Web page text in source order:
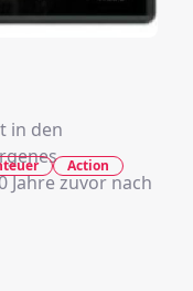
in den
Jahre zuvor nach
Action